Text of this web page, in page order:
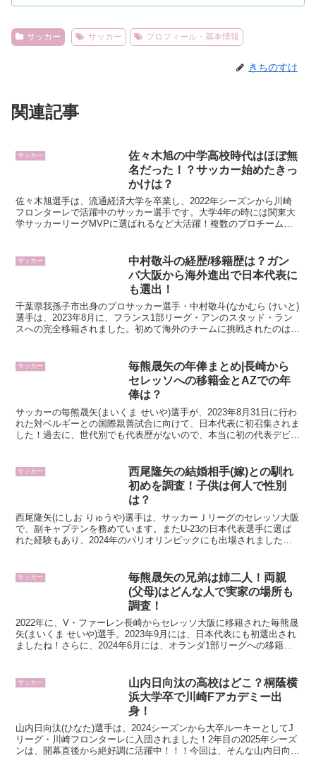
サッカー サッカー プロフィール・基本情報
きちのすけ
関連記事
サッカー
佐々木旭の中学高校時代はほぼ無
名だった！？サッカー始めたきっ
かけは？
佐々木旭選手は、流通経済大学を卒業し、2022年シーズンから川崎
フロンターレで活躍中のサッカー選手です。大学4年の時には関東大
学サッカーリーグMVPに選ばれるなど大活躍！複数のプロチームか
サッカー
中村敬斗の経歴/移籍歴は？ガン
バ大阪から海外進出で日本代表に
も選出！
千葉県我孫子市出身のプロサッカー選手・中村敬斗(なかむら けいと)
選手は、2023年8月に、フランス1部リーグ・アンのスタッド・ラン
スへの完全移籍されました。初めて海外のチームに挑戦されたのは、
サッカー
毎熊晟矢の年俸まとめ|長崎から
セレッソへの移籍金とAZでの年
俸は？
サッカーの毎熊晟矢(まいくま せいや)選手が、2023年8月31日に行わ
れた対ベルギーとの国際親善試合に向けて、日本代表に初召集されま
した！過去に、世代別でも代表歴がないので、本当に初の代表デビュ
サッカー
西尾隆矢の結婚相手(嫁)との馴れ
初めを調査！子供は何人で性別
は？
西尾隆矢(にしお りゅうや)選手は、サッカーＪリーグのセレッソ大阪
で、副キャプテンを務めています。またU-23の日本代表選手に選ば
れた経験もあり、2024年のパリオリンピックにも出場されました！
サッカー
毎熊晟矢の兄弟は姉二人！両親
(父母)はどんな人で実家の場所も
調査！
2022年に、V・ファーレン長崎からセレッソ大阪に移籍された毎熊晟
矢(まいくま せいや)選手。2023年9月には、日本代表にも初選出され
ましたね！さらに、2024年6月には、オランダ1部リーグへの移籍の
サッカー
山内日向汰の高校はどこ？桐蔭横
浜大学卒で川崎Fアカデミー出
身！
山内日向汰(ひなた)選手は、2024シーズンから大卒ルーキーとしてJ
リーグ・川崎フロンターレに入団されました！2年目の2025年シーズ
ンは、開幕直後から絶好調に活躍中！！！今回は、そんな山内日向汰